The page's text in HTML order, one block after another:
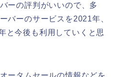
ーの評判がいいので、多
バーのサービスを2021年、
と今後も利用していくと思
ータムセールの情報などを